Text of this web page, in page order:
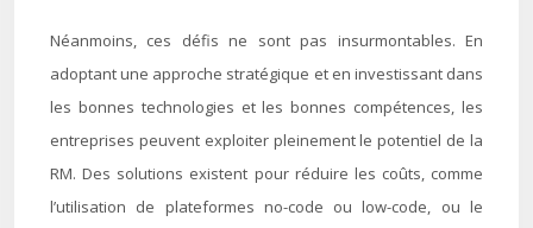
Néanmoins, ces défis ne sont pas insurmontables. En
adoptant une approche stratégique et en investissant dans
les bonnes technologies et les bonnes compétences, les
entreprises peuvent exploiter pleinement le potentiel de la
RM. Des solutions existent pour réduire les coûts, comme
l’utilisation de plateformes no-code ou low-code, ou le